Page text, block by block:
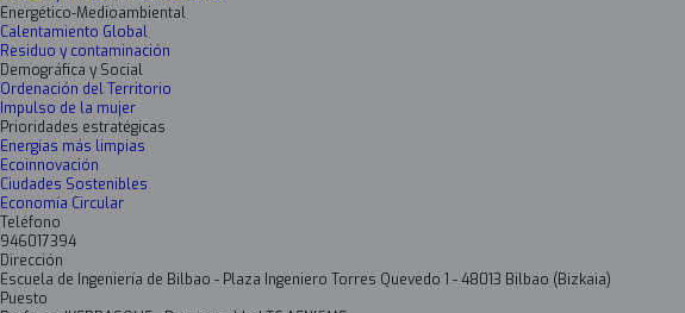
Energético-Medioambiental
Calentamiento Global
Residuo y contaminación
Demográfica y Social
Ordenación del Territorio
Impulso de la mujer
Prioridades estratégicas
Energías más limpias
Ecoinnovación
Ciudades Sostenibles
Economía Circular
Teléfono
946017394
Dirección
Escuela de Ingeniería de Bilbao - Plaza Ingeniero Torres Quevedo 1 - 48013 Bilbao (Bizkaia)
Puesto